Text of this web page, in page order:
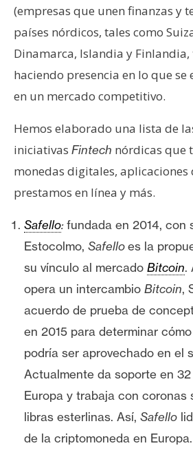
n
E
t
e
r
u
m
I
A
n
l
i
s
i
s
(empresas que unen finanzas y
países nórdicos, tales como
Dinamarca, Islandia y
haciendo presencia en lo que se
en un mercado competitivo.
Hemos elaborado una lista de
iniciativas Fintech nórdicas que
monedas digitales, aplicaciones
prestamos en línea y más.
Safello:fundada en 2014, con
Estocolmo, Safelloes la
su vínculo al mercado Bitcoin.
opera un intercambio Bitcoin,
acuerdo de prueba de
en 2015 para determinar cómo
podría ser aprovechado en el
Actualmente da soporte en
Europa y trabaja con coronas
libras esterlinas. Así, Safello
de la criptomoneda en Europa.